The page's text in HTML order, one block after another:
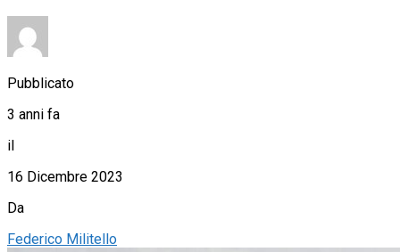
Pubblicato
3 anni fa
il
16 Dicembre 2023
Da
Federico Militello